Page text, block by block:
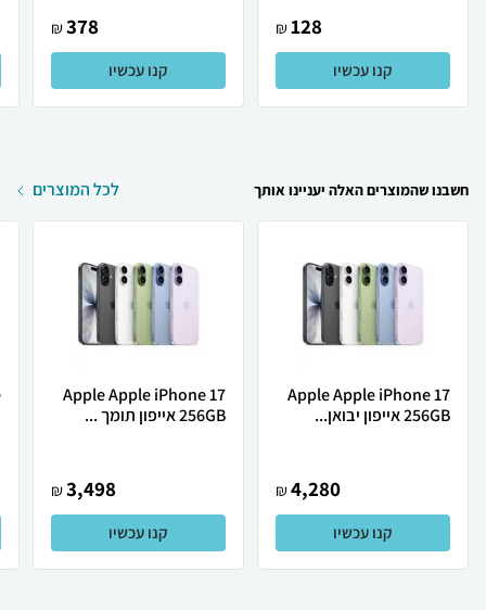
128
₪
קנו עכשיו
378
₪
קנו עכשיו
חשבנו שהמוצרים האלה יעניינו אותך לכל המוצרים
Apple Apple iPhone 17
256GB אייפון יבואן...
4,280
₪
קנו עכשיו
Apple Apple iPhone 17
256GB אייפון תומך ...
3,498
₪
קנו עכשיו